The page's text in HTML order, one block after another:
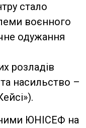
стало
воєнного
одужання
розладів
та насильство –
ЮНІСЕФ на